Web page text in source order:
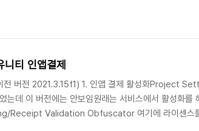
티 인앱결제
버전 2021.3.15f1) 1. 인앱 결제 활성화Project
데 이 버전에는 안보임원래는 서비스에서 활성화를
Validation Obfuscator 여기에 라이센스를